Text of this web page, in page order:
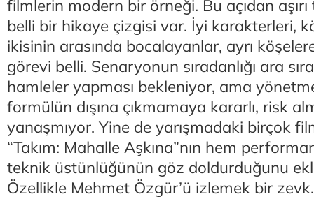
filmlerin modern bir örneği. Bu açıdan aşırı
belli bir hikaye çizgisi var. İyi karakterleri,
ikisinin arasında bocalayanlar, ayrı
görevi belli. Senaryonun sıradanlığı ara
hamleler yapması bekleniyor, ama
formülün dışına çıkmamaya kararlı, risk
yanaşmıyor. Yine de yarışmadaki birçok
“Takım: Mahalle Aşkına”nın hem
teknik üstünlüğünün göz doldurduğunu
Özellikle Mehmet Özgür’ü izlemek bir zevk.